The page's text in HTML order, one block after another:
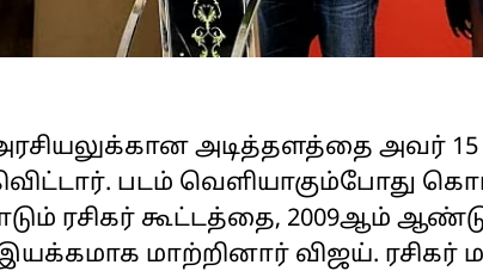
அடித்தளத்தை அவர்
படம் வெளியாகும்போது
ரசிகர் கூட்டத்தை, 2009ஆம்
மாற்றினார் விஜய்.